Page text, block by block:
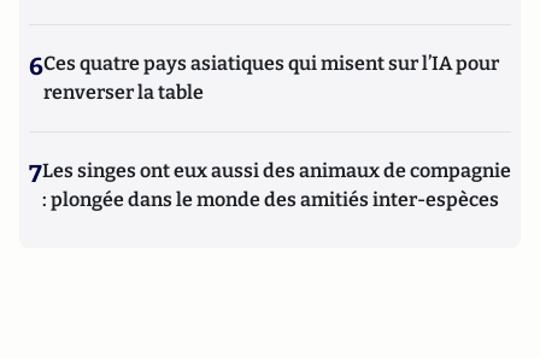
6Ces quatre pays asiatiques qui misent sur l’IA pour
renverser la table
7Les singes ont eux aussi des animaux de compagnie
: plongée dans le monde des amitiés inter-espèces